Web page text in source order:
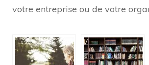
votre entreprise ou de votre